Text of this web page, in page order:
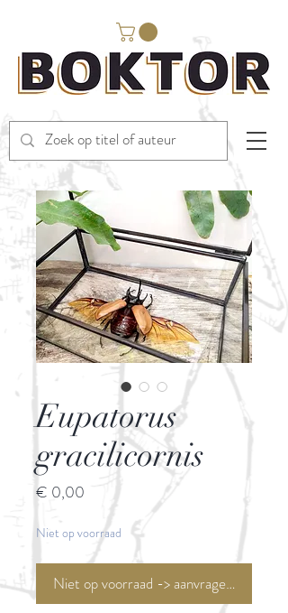
Eupatorus
gracilicornis
€ 0,00 Prijs
Niet op voorraad
Niet op voorraad -> aanvragen <-